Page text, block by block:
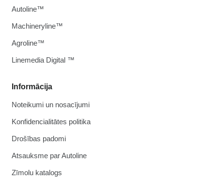
Informācija
Noteikumi un nosacījumi
Konfidencialitātes politika
Drošības padomi
Atsauksme par Autoline
Zīmolu katalogs
Autoline™
Machineryline™
Agroline™
Linemedia Digital ™